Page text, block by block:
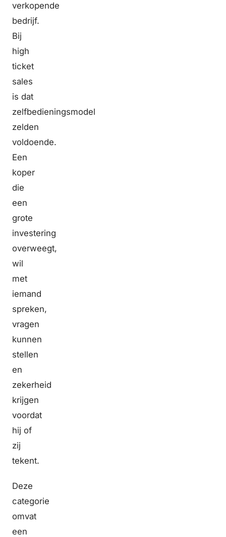
verkopende
bedrijf.
Bij
high
ticket
sales
is dat
zelfbedieningsmodel
zelden
voldoende.
Een
koper
die
een
grote
investering
overweegt,
wil
met
iemand
spreken,
vragen
kunnen
stellen
en
zekerheid
krijgen
voordat
hij of
zij
tekent.
Deze
categorie
omvat
een